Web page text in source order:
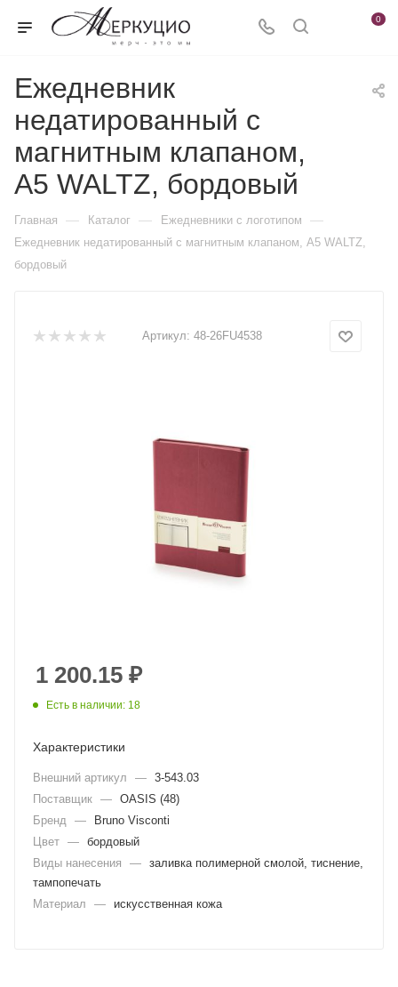
0
Ежедневник
недатированный с
магнитным клапаном,
А5 WALTZ, бордовый
Главная — Каталог — Ежедневники c логотипом —
Ежедневник недатированный с магнитным клапаном, А5 WALTZ,
бордовый
Артикул: 48-26FU4538
1 200.15 ₽
Есть в наличии: 18
Характеристики
Внешний артикул — 3-543.03
Поставщик — OASIS (48)
Бренд
—
Bruno Visconti
Цвет — бордовый
Виды нанесения
— заливка полимерной смолой, тиснение,
тампопечать
Материал
— искусственная кожа